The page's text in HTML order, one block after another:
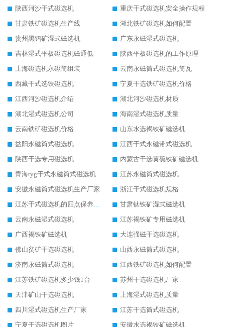
陕西河沙干式磁选机
重庆干式磁选机安全操作规程
甘肃铁矿磁选机生产线
湖北铁矿磁选机如何配置
贵州黑钨矿湿式磁选机
广东永磁湿式磁选机
吉林湿式平板磁选机磁通低
陕西平板磁选机的工作原理
上海磁选机永磁筒组装
云南永磁筒式磁选机筒瓦
西藏干式选铁磁选机
宁夏干选铁矿磁选机价格
江西河沙磁选机介绍
湖北河沙磁选机材质
湖北湿式磁选机公司
海南湿式磁选机质量
云南铁矿磁选机价格
山东水选褐铁矿磁选机
益阳永磁筒式磁选机
江西干式永磁带式磁选机
陕西干选专用磁选机
内蒙古干选黄硫铁矿磁选机
青海tyg干式永磁筒式磁选机
江苏永磁筒式磁选机
安徽永磁筒式磁选机生产厂家
浙江干式磁选机规格
江苏干式磁选机的四点保养秘籍
甘肃钛铁矿湿式磁选机
云南永磁湿式磁选机
江苏褐铁矿专用磁选机
广西褐铁矿磁选机
大连强磁干选磁选机
佛山贫矿干选磁选机
山西永磁筒式磁选机
济南永磁筒式磁选机
江西铁矿磁选机如何配置
江苏铁矿磁选机多少钱1台
苏州干选磁选机厂家
天津矿山干选磁选机
上海湿式磁选机质量
四川湿式磁选机生产厂家
江苏干选筒式磁选机
宁夏干选磁选机图片
安徽水选褐铁矿磁选机